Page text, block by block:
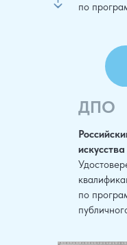
по
по
ДПО